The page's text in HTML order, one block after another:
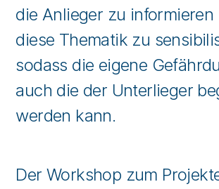
die Anlieger zu
diese Thematik zu
sodass die eigene
auch die der Unterlieger
werden kann.
Der Workshop zum